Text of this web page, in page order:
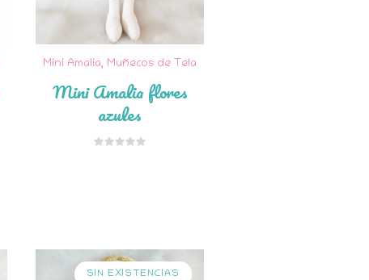
Mini Amalia, Muñecos de Tela
Mini Amalia flores
azules
SIN EXISTENCIAS